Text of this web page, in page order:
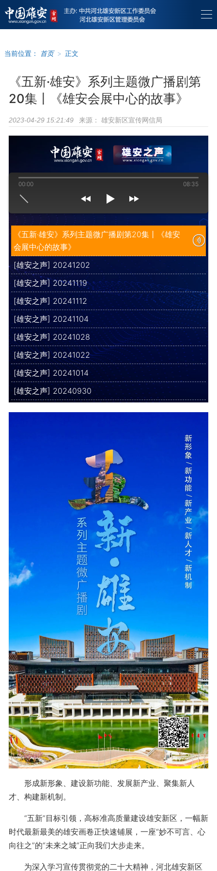
当前位置： 首页 > 正文
《五新·雄安》系列主题微广播剧第
20集丨《雄安会展中心的故事》
2023-04-29 15:21:49 来源： 雄安新区宣传网信局
《五新·雄安》系列主题微广播剧第20集丨《雄安
会展中心的故事》
[雄安之声] 20241202
[雄安之声] 20241119
[雄安之声] 20241112
[雄安之声] 20241104
[雄安之声] 20241028
[雄安之声] 20241022
[雄安之声] 20241014
[雄安之声] 20240930
00:00 08:35
形成新形象、建设新功能、发展新产业、聚集新人
才、构建新机制。
“五新”目标引领，高标准高质量建设雄安新区，一幅新
时代最新最美的雄安画卷正快速铺展，一座“妙不可言、心
向往之”的“未来之城”正向我们大步走来。
为深入学习宣传贯彻党的二十大精神，河北雄安新区